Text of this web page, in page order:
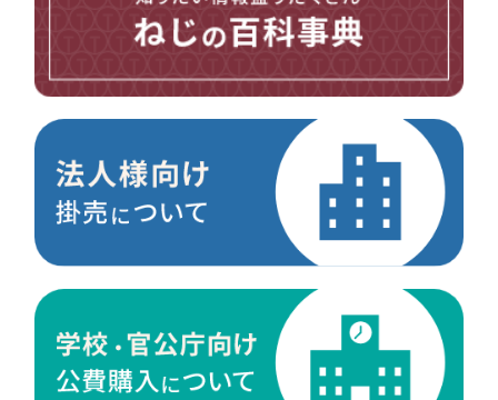
その他ねじ
電材・設備
切削工具
ケミカル製品
荷役伝導